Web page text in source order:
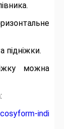
підніжки.
можна
indi